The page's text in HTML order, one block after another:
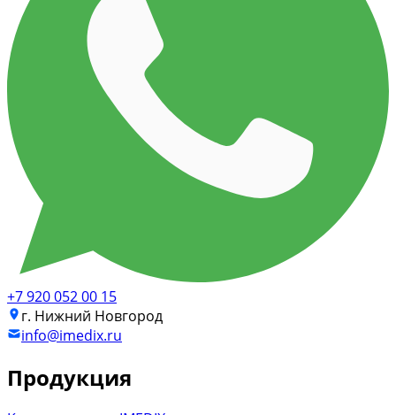
+7 920 052 00 15
г. Нижний Новгород
info@imedix.ru
Продукция